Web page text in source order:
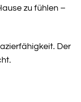
zu fühlen –
Der